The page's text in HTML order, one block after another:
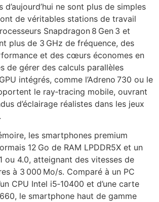
d’aujourd’hui ne sont plus de simples
de véritables stations de travail
Snapdragon 8 Gen 3 et
plus de 3 GHz de fréquence, des
et des cœurs économes en
de gérer des calculs parallèles
intégrés, comme l’Adreno 730 ou le
le ray‑tracing mobile, ouvrant
d’éclairage réalistes dans les jeux
les smartphones premium
12 Go de RAM LPDDR5X et un
ou 4.0, atteignant des vitesses de
à 3 000 Mo/s. Comparé à un PC
CPU Intel i5‑10400 et d’une carte
le smartphone haut de gamme